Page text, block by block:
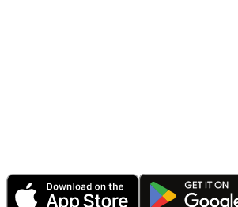
2026년 1월 1일• 6분 읽기